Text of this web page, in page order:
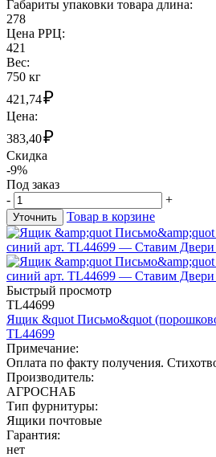
Габариты упаковки товара длина:
278
Цена РРЦ:
421
Вес:
750 кг
421,74₽
Цена:
383,40₽
Скидка
-9%
Под заказ
-
+
Уточнить Товар в корзине
Быстрый просмотр
TL44699
Ящик &quot Письмо&quot
TL44699
Примечание:
Оплата по факту получения.
Производитель:
АГРОСНАБ
Тип фурнитуры:
Ящики почтовые
Гарантия:
нет